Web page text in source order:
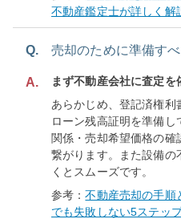
不動産鑑定士が詳しく解
Q. 売却のために準備す
A.
まず不動産会社に査定を
あらかじめ、登記済権利
ローン残高証明を準備し
関係・売却希望価格の確
繋がります。また設備の
くとスムーズです。
参考：不動産売却の手順
でも失敗しない5ステッ